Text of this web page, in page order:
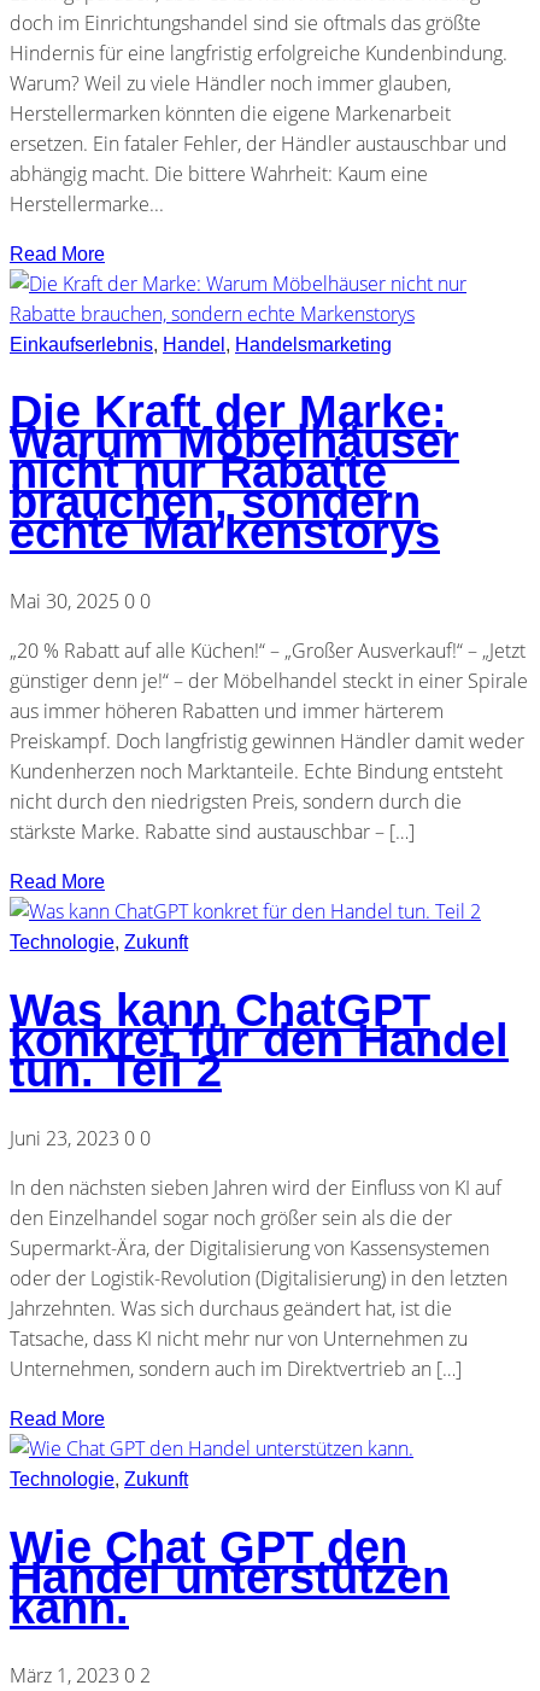
doch im Einrichtungshandel sind sie oftmals das größte
Hindernis für eine langfristig erfolgreiche Kundenbindung.
Warum? Weil zu viele Händler noch immer glauben,
Herstellermarken könnten die eigene Markenarbeit
ersetzen. Ein fataler Fehler, der Händler austauschbar und
abhängig macht. Die bittere Wahrheit: Kaum eine
Herstellermarke...
Read More
Einkaufserlebnis, Handel , Handelsmarketing
Die Kraft der Marke:
Warum Möbelhäuser
nicht nur Rabatte
brauchen, sondern
echte Markenstorys
Mai 30, 2025 0 0
„20 % Rabatt auf alle Küchen!“ – „Großer Ausverkauf!“ – „Jetzt
günstiger denn je!“ – der Möbelhandel steckt in einer Spirale
aus immer höheren Rabatten und immer härterem
Preiskampf. Doch langfristig gewinnen Händler damit weder
Kundenherzen noch Marktanteile. Echte Bindung entsteht
nicht durch den niedrigsten Preis, sondern durch die
stärkste Marke. Rabatte sind austauschbar – […]
Read More
Technologie, Zukunft
Was kann ChatGPT
konkret für den Handel
tun. Teil 2
Juni 23, 2023 0 0
In den nächsten sieben Jahren wird der Einfluss von KI auf
den Einzelhandel sogar noch größer sein als die der
Supermarkt-Ära, der Digitalisierung von Kassensystemen
oder der Logistik-Revolution (Digitalisierung) in den letzten
Jahrzehnten. Was sich durchaus geändert hat, ist die
Tatsache, dass KI nicht mehr nur von Unternehmen zu
Unternehmen, sondern auch im Direktvertrieb an […]
Read More
Technologie, Zukunft
Wie Chat GPT den
Handel unterstützen
kann.
März 1, 2023 0 2